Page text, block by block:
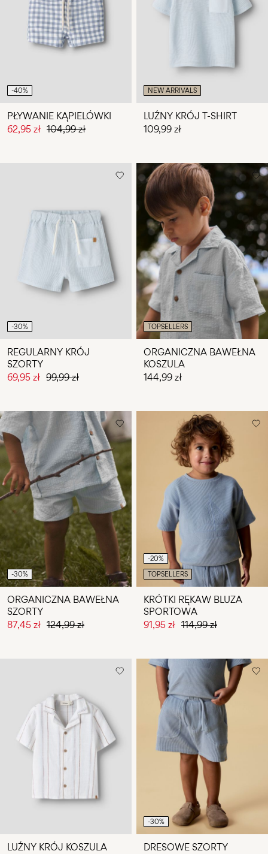
Masz
pytania?
Polska
/
polski
-40%
PŁYWANIE KĄPIELÓWKI
62,95 zł 104,99 zł
NEW ARRIVALS
LUŹNY KRÓJ T-SHIRT
109,99 zł
-30%
REGULARNY KRÓJ
SZORTY
69,95 zł 99,99 zł
TOPSELLERS
ORGANICZNA BAWEŁNA
KOSZULA
144,99 zł
-30%
ORGANICZNA BAWEŁNA
SZORTY
87,45 zł 124,99 zł
-20%
TOPSELLERS
KRÓTKI RĘKAW BLUZA
SPORTOWA
91,95 zł 114,99 zł
LUŹNY KRÓJ KOSZULA
-30%
DRESOWE SZORTY